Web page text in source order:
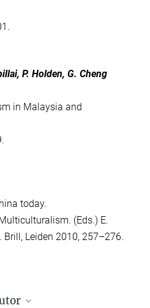
P. Holden, G. Cheng
in Malaysia and
today.
(Eds.) E.
Brill, Leiden 2010, 257–276.